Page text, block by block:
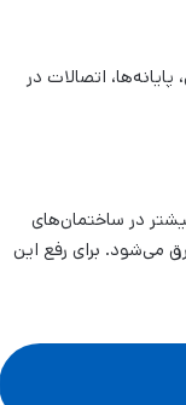
اتصالات در
در ساختمان‌های
می‌شود. برای رفع این